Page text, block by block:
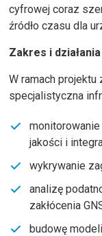
cyfrowej coraz
źródło czasu dla
Zakres i działania
W ramach projektu
specjalistyczna
jakości i
wykrywanie
analizę
zakłócenia
budowę